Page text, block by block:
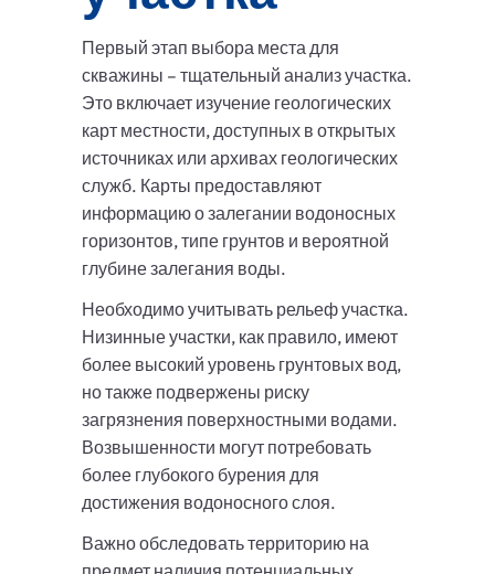
Первый этап выбора места для
скважины – тщательный анализ участка.
Это включает изучение геологических
карт местности, доступных в открытых
источниках или архивах геологических
служб. Карты предоставляют
информацию о залегании водоносных
горизонтов, типе грунтов и вероятной
глубине залегания воды.
Необходимо учитывать рельеф участка.
Низинные участки, как правило, имеют
более высокий уровень грунтовых вод,
но также подвержены риску
загрязнения поверхностными водами.
Возвышенности могут потребовать
более глубокого бурения для
достижения водоносного слоя.
Важно обследовать территорию на